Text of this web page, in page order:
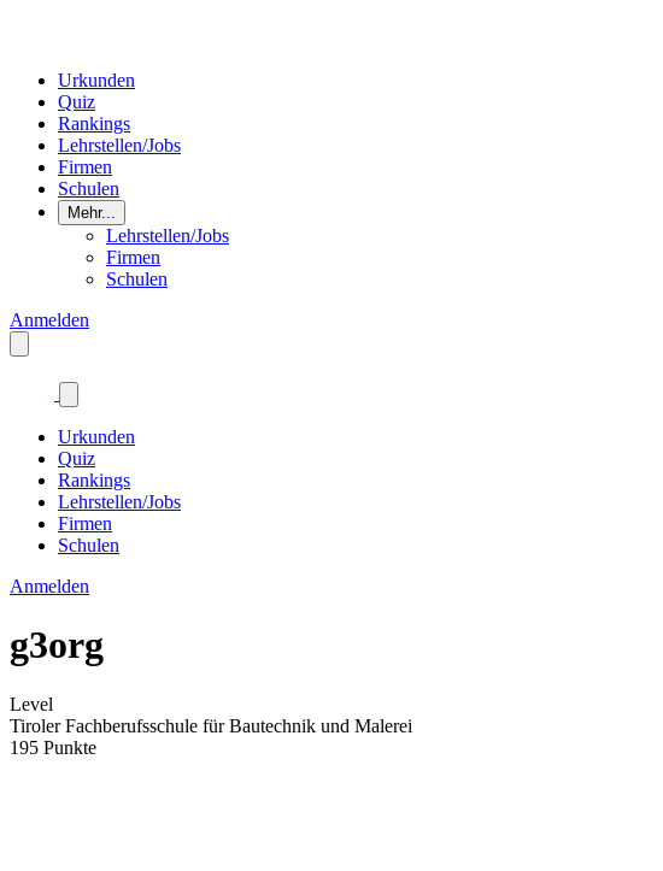
Urkunden
Quiz
Rankings
Lehrstellen/Jobs
Firmen
Schulen
Mehr...
Lehrstellen/Jobs
Firmen
Schulen
Anmelden
Urkunden
Quiz
Rankings
Lehrstellen/Jobs
Firmen
Schulen
Anmelden
g3org
Level
Tiroler Fachberufsschule für Bautechnik und Malerei
195 Punkte